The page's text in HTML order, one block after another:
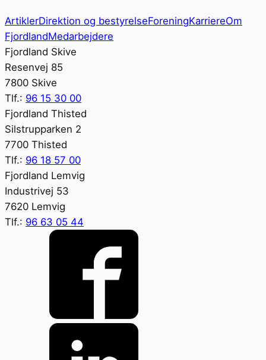
ArtiklerDirektion og bestyrelseForeningKarriereOm
FjordlandMedarbejdere
Fjordland Skive
Resenvej 85
7800 Skive
Tlf.: 96 15 30 00
Fjordland Thisted
Silstrupparken 2
7700 Thisted
Tlf.: 96 18 57 00
Fjordland Lemvig
Industrivej 53
7620 Lemvig
Tlf.: 96 63 05 44